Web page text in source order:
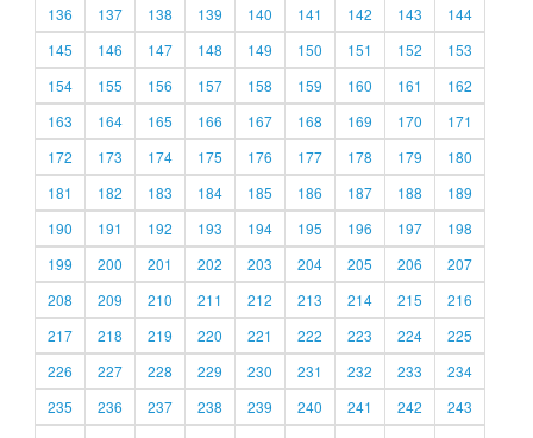
136
137 138 139 140 141 142 143
144
145
146 147 148 149 150 151 152
153
154
155 156 157 158 159 160 161
162
163
164 165 166 167 168 169 170
171
172
173 174 175 176 177 178 179
180
181
182 183 184 185 186 187 188
189
190
191 192 193 194 195 196 197
198
199
200 201 202 203 204 205 206
207
208
209 210 211 212 213 214 215
216
217
218 219 220 221 222 223 224
225
226
227 228 229 230 231 232 233
234
235
236 237 238 239 240 241 242
243